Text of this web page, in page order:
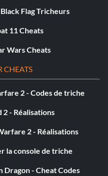
et les objectifs relatifs
et les objectifs de Sami
Flag Tricheurs
11 Cheats
Wars Cheats
CHEATS
2 - Codes de triche
2 - Réalisations
2 - Réalisations
la console de triche
Dragon - Cheat Codes